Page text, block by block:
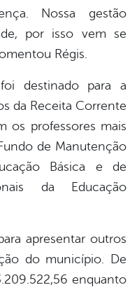
Nossa gestão
por isso vem se
Régis.
destinado para a
da Receita Corrente
os professores mais
de Manutenção
Básica e de
da Educação
apresentar outros
do município. De
enquanto